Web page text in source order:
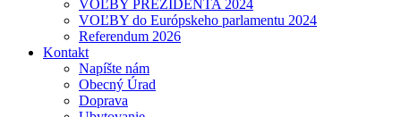
VOĽBY PREZIDENTA 2024
VOĽBY do Európskeho parlamentu 2024
Referendum 2026
Kontakt
Napíšte nám
Obecný Úrad
Doprava